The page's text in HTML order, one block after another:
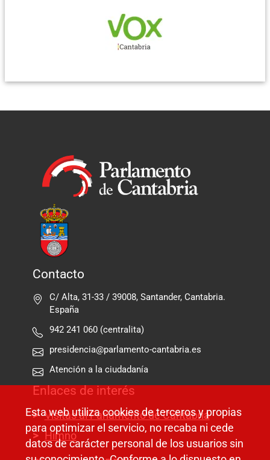
Contacto
C/ Alta, 31-33 / 39008, Santander, Cantabria.
España
942 241 060 (centralita)
presidencia@parlamento-cantabria.es
Atención a la ciudadanía
Enlaces de interés
Visitas al Parlamento de Cantabria
Himno
Esta web utiliza cookies de terceros y propias
para optimizar el servicio, no recaba ni cede
datos de carácter personal de los usuarios sin